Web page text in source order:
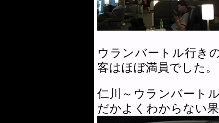
ウランバートル行き
客はほぼ満員でした。
仁川～ウランバート
だかよくわからない